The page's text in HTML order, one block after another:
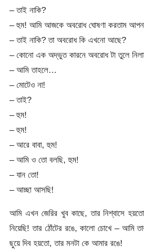
– তাই নাকি?
– হুম! আমি আজকে অবরোধ ঘোষণা করতাম
– তাই নাকি? তা অবরোধ কি এখনো আছে?
– কোনো এক অদ্ভুত কারনে অবরোধ টা তুলে
– আমি তাহলে…
– মোটেও না!
– তাই?
– হুম!
– হুম!
– আরে বাবা, হুম!
– আমি ও তো বলছি, হুম!
– যান তো!
– আচ্ছা আসছি!
আমি এখন জেরির খুব কাছে, তার নিশ্বাসে হয়তো
নিয়েছি! তার ঠোঁটের রঙে, কালো চোখে – আমি
ছুয়ে দিব হয়তো, তার মনটা কে আমার রঙে!